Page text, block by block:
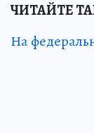
ЧИТАЙТЕ
На